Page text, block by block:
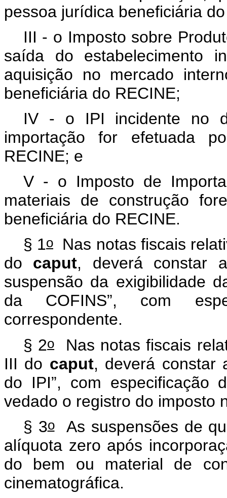
pessoa jurídica beneficiária
III - o Imposto sobre
saída do estabelecimento
aquisição no mercado
beneficiária do RECINE;
IV - o IPI incidente no
importação for efetuada
RECINE; e
V - o Imposto de
materiais de construção
beneficiária do RECINE.
§ 1o
Nas notas fiscais
do caput, deverá constar
suspensão da exigibilidade
da COFINS”, com
correspondente.
§ 2oNas notas fiscais
III do caput, deverá constar
do IPI”, com especificação
vedado o registro do imposto
§ 3oAs suspensões de
alíquota zero após
do bem ou material de
cinematográfica.